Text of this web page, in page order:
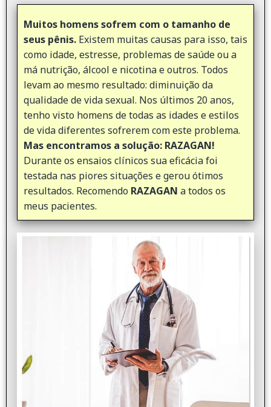
Muitos homens sofrem com o tamanho de
seus pênis. Existem muitas causas para isso, tais
como idade, estresse, problemas de saúde ou a
má nutrição, álcool e nicotina e outros. Todos
levam ao mesmo resultado: diminuição da
qualidade de vida sexual. Nos últimos 20 anos,
tenho visto homens de todas as idades e estilos
de vida diferentes sofrerem com este problema.
Mas encontramos a solução: RAZAGAN!
Durante os ensaios clínicos sua eficácia foi
testada nas piores situações e gerou ótimos
resultados. Recomendo RAZAGAN a todos os
meus pacientes.